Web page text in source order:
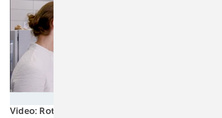
Video: Rotorblattüberwachung sorgt für lange